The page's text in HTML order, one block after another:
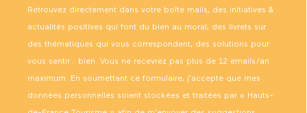
Retrouvez directement dans votre boîte mails, des initiatives &
actualités positives qui font du bien au moral, des livrets sur
des thématiques qui vous correspondent, des solutions pour
vous sentir… bien. Vous ne recevrez pas plus de 12 emails/an
maximum. En soumettant ce formulaire, j’accepte que mes
données personnelles soient stockées et traitées par « Hauts-